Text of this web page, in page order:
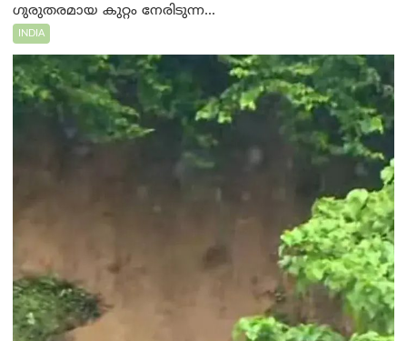
ഗുരുതരമായ കുറ്റം നേരിടുന്ന...
INDIA